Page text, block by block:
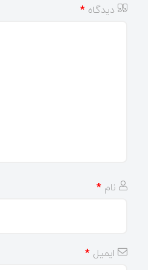
دیدگاه *
نام *
ایمیل *